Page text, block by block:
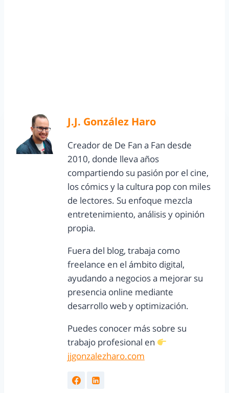
J.J. González Haro
Creador de De Fan a Fan desde
2010, donde lleva años
compartiendo su pasión por el cine,
los cómics y la cultura pop con miles
de lectores. Su enfoque mezcla
entretenimiento, análisis y opinión
propia.
Fuera del blog, trabaja como
freelance en el ámbito digital,
ayudando a negocios a mejorar su
presencia online mediante
desarrollo web y optimización.
Puedes conocer más sobre su
trabajo profesional en
jjgonzalezharo.com